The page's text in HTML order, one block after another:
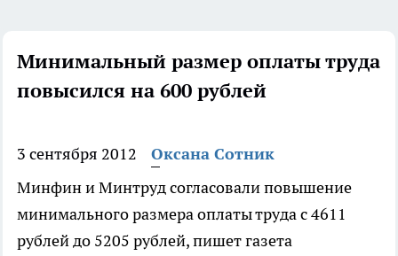
Минимальный размер оплаты труда
повысился на 600 рублей
3 сентября 2012
Оксана Сотник
Минфин и Минтруд согласовали повышение
минимального размера оплаты труда с 4611
рублей до 5205 рублей, пишет газета